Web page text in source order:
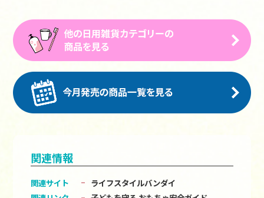
関連情報
関連サイト
ライフスタイルバンダイ